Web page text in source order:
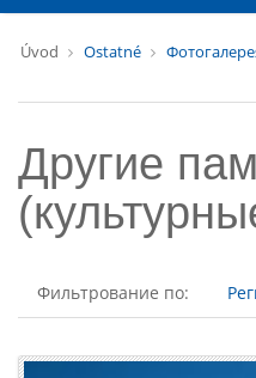
Úvod Ostatné
Другие
Фильтрование по: